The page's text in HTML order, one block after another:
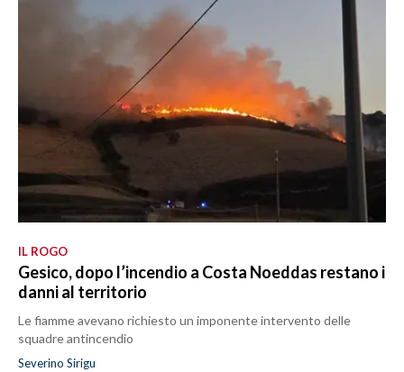
IL ROGO
Gesico, dopo l’incendio a Costa Noeddas restano i
danni al territorio
Le fiamme avevano richiesto un imponente intervento delle
squadre antincendio
Severino Sirigu